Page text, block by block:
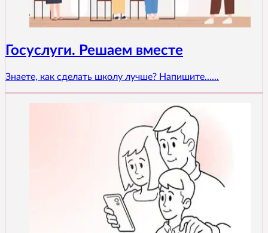
Госуслуги. Решаем вместе
Знаете, как сделать школу лучше? Напишите......